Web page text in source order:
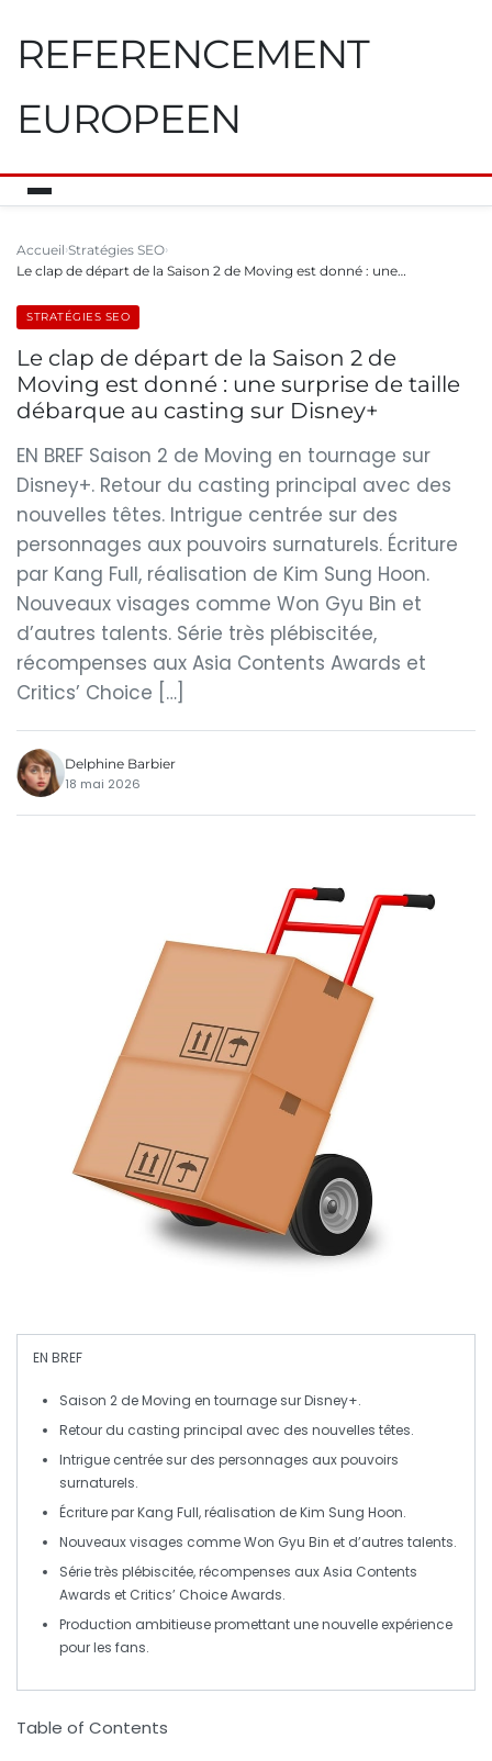
REFERENCEMENT
EUROPEEN
Accueil Stratégies SEO
Le clap de départ de la Saison 2 de Moving est donné : une…
STRATÉGIES SEO
Le clap de départ de la Saison 2 de
Moving est donné : une surprise de taille
débarque au casting sur Disney+
EN BREF Saison 2 de Moving en tournage sur
Disney+. Retour du casting principal avec des
nouvelles têtes. Intrigue centrée sur des
personnages aux pouvoirs surnaturels. Écriture
par Kang Full, réalisation de Kim Sung Hoon.
Nouveaux visages comme Won Gyu Bin et
d’autres talents. Série très plébiscitée,
récompenses aux Asia Contents Awards et
Critics’ Choice […]
Delphine Barbier
18 mai 2026
EN BREF
Saison 2 deMoving en tournage surDisney+.
Retour du casting principal avec des nouvelles têtes.
Intrigue centrée sur des personnages auxpouvoirs
surnaturels.
Écriture parKang Full, réalisation deKim Sung Hoon.
Nouveaux visages commeWon Gyu Bin et d’autres talents.
Série très plébiscitée,récompenses aux Asia Contents
Awards et Critics’ Choice Awards.
Production ambitieuse promettant unenouvelle expérience
pour les fans.
Table of Contents